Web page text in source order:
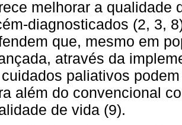
melhorar a qualidade
diagnosticados (2, 3,
que, mesmo em
através da
paliativos
além do convencional
de vida (9).